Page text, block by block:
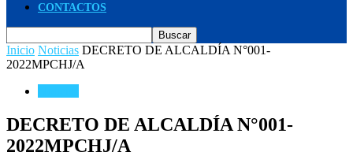
CONTACTOS
Inicio Noticias DECRETO DE ALCALDÍA N°001-
2022MPCHJ/A
DECRETO DE ALCALDÍA N°001-
2022MPCHJ/A